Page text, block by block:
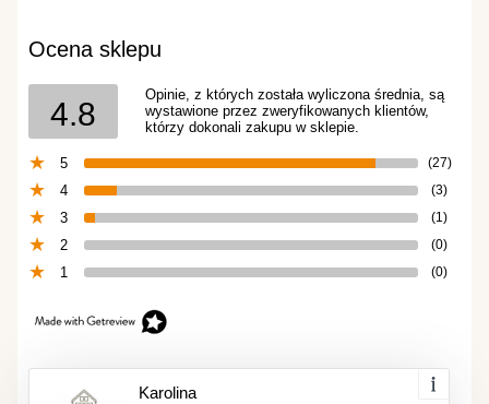
Ocena sklepu
4.8
Opinie, z których została wyliczona średnia, są
wystawione przez zweryfikowanych klientów,
którzy dokonali zakupu w sklepie.
5 (27)
4 (3)
3 (1)
2 (0)
1 (0)
Karolina